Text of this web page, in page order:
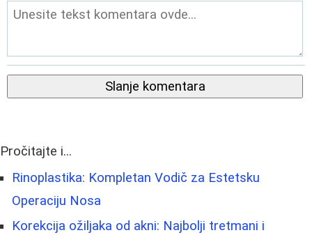
Slanje komentara
Pročitajte i...
Rinoplastika: Kompletan Vodič za Estetsku
Operaciju Nosa
Korekcija ožiljaka od akni: Najbolji tretmani i